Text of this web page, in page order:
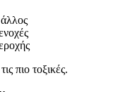
πιο τοξικές.